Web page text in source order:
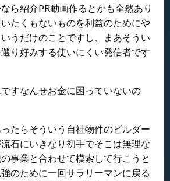
ら紹介PR動画作るとかも全然あり
たくもないものを利益のためにや
うだけのことですし、まあそうい
り好みする使いにくい発信者です
すなんせお金に困っていないの
たらそういう自社物件のビルダー
石にいきなり初手でそこは無理な
事業と合わせて模索して行こうと
のために一回サラリーマンに戻る